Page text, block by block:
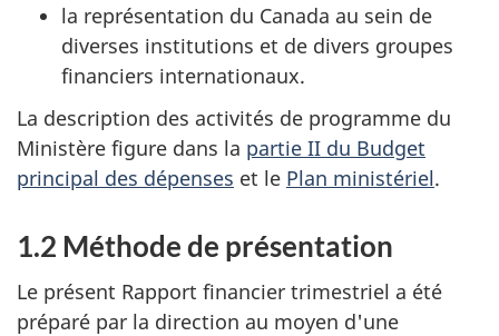
la représentation du Canada au sein de
diverses institutions et de divers groupes
financiers internationaux.
La description des activités de programme du
Ministère figure dans la partie II du Budget
principal des dépenses et le Plan ministériel.
1.2 Méthode de présentation
Le présent Rapport financier trimestriel a été
préparé par la direction au moyen d'une